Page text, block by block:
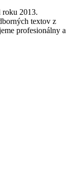
2013.
textov z
profesionálny a